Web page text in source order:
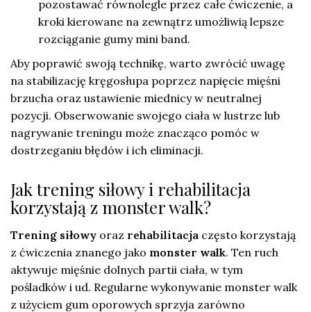
pozostawać równolegle przez całe ćwiczenie, a
kroki kierowane na zewnątrz umożliwią lepsze
rozciąganie gumy mini band.
Aby poprawić swoją technikę, warto zwrócić uwagę
na stabilizację kręgosłupa poprzez napięcie mięśni
brzucha oraz ustawienie miednicy w neutralnej
pozycji. Obserwowanie swojego ciała w lustrze lub
nagrywanie treningu może znacząco pomóc w
dostrzeganiu błędów i ich eliminacji.
Jak trening siłowy i rehabilitacja
korzystają z monster walk?
Trening siłowy oraz rehabilitacja często korzystają
z ćwiczenia znanego jako monster walk. Ten ruch
aktywuje mięśnie dolnych partii ciała, w tym
pośladków i ud. Regularne wykonywanie monster walk
z użyciem gum oporowych sprzyja zarówno